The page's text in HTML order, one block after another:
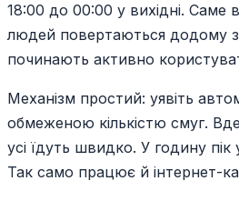
18:00 до 00:00 у вихідні. Саме
людей повертаються додому
починають активно
Механізм простий: уявіть
обмеженою кількістю смуг.
усі їдуть швидко. У годину
Так само працює й інтернет-